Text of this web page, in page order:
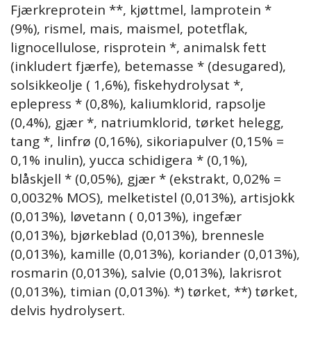
Fjærkreprotein **, kjøttmel, lamprotein *
(9%), rismel, mais, maismel, potetflak,
lignocellulose, risprotein *, animalsk fett
(inkludert fjærfe), betemasse * (desugared),
solsikkeolje ( 1,6%), fiskehydrolysat *,
eplepress * (0,8%), kaliumklorid, rapsolje
(0,4%), gjær *, natriumklorid, tørket helegg,
tang *, linfrø (0,16%), sikoriapulver (0,15% =
0,1% inulin), yucca schidigera * (0,1%),
blåskjell * (0,05%), gjær * (ekstrakt, 0,02% =
0,0032% MOS), melketistel (0,013%), artisjokk
(0,013%), løvetann ( 0,013%), ingefær
(0,013%), bjørkeblad (0,013%), brennesle
(0,013%), kamille (0,013%), koriander (0,013%),
rosmarin (0,013%), salvie (0,013%), lakrisrot
(0,013%), timian (0,013%). *) tørket, **) tørket,
delvis hydrolysert.